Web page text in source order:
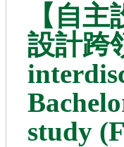
【自
設計跨
study